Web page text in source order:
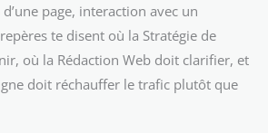
page, interaction avec un
te disent où la Stratégie de
où la Rédaction Web doit clarifier, et
doit réchauffer le trafic plutôt que